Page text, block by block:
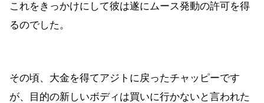
これをきっかけにして彼は遂にムース発動の許可を得
るのでした。
その頃、大金を得てアジトに戻ったチャッピーです
が、目的の新しいボディは買いに行かないと言われた